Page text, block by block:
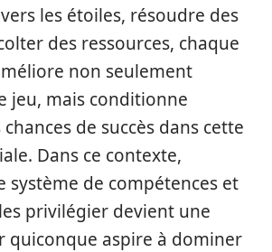
les étoiles, résoudre des
des ressources, chaque
non seulement
jeu, mais conditionne
de succès dans cette
Dans ce contexte,
système de compétences et
privilégier devient une
quiconque aspire à dominer